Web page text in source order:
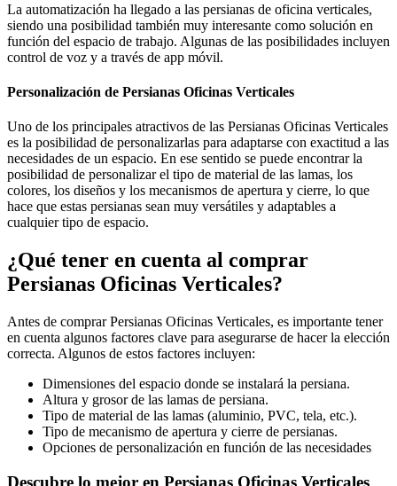
La automatización ha llegado a las persianas de oficina verticales,
siendo una posibilidad también muy interesante como solución en
función del espacio de trabajo. Algunas de las posibilidades incluyen
control de voz y a través de app móvil.
Personalización de Persianas Oficinas Verticales
Uno de los principales atractivos de las Persianas Oficinas Verticales
es la posibilidad de personalizarlas para adaptarse con exactitud a las
necesidades de un espacio. En ese sentido se puede encontrar la
posibilidad de personalizar el tipo de material de las lamas, los
colores, los diseños y los mecanismos de apertura y cierre, lo que
hace que estas persianas sean muy versátiles y adaptables a
cualquier tipo de espacio.
¿Qué tener en cuenta al comprar
Persianas Oficinas Verticales?
Antes de comprar Persianas Oficinas Verticales, es importante tener
en cuenta algunos factores clave para asegurarse de hacer la elección
correcta. Algunos de estos factores incluyen:
Dimensiones del espacio donde se instalará la persiana.
Altura y grosor de las lamas de persiana.
Tipo de material de las lamas (aluminio, PVC, tela, etc.).
Tipo de mecanismo de apertura y cierre de persianas.
Opciones de personalización en función de las necesidades
Descubre lo mejor en Persianas Oficinas Verticales